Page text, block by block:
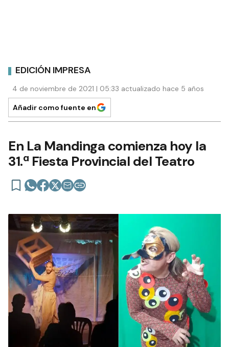
EDICIÓN IMPRESA
4 de noviembre de 2021 | 05:33 actualizado hace 5 años
Añadir como fuente en
En La Mandinga comienza hoy la
31.ª Fiesta Provincial del Teatro